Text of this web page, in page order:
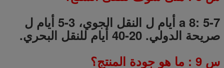
a 8: 5-7 أيام ل النقل الجوي، 3-5 أيام ل
صريحة الدولي. 20-40 أيام للنقل البحري.
س 9 : ما هو جودة المنتج؟